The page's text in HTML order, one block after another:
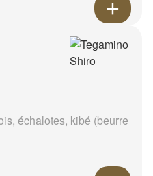
échalotes, kibé (beurre